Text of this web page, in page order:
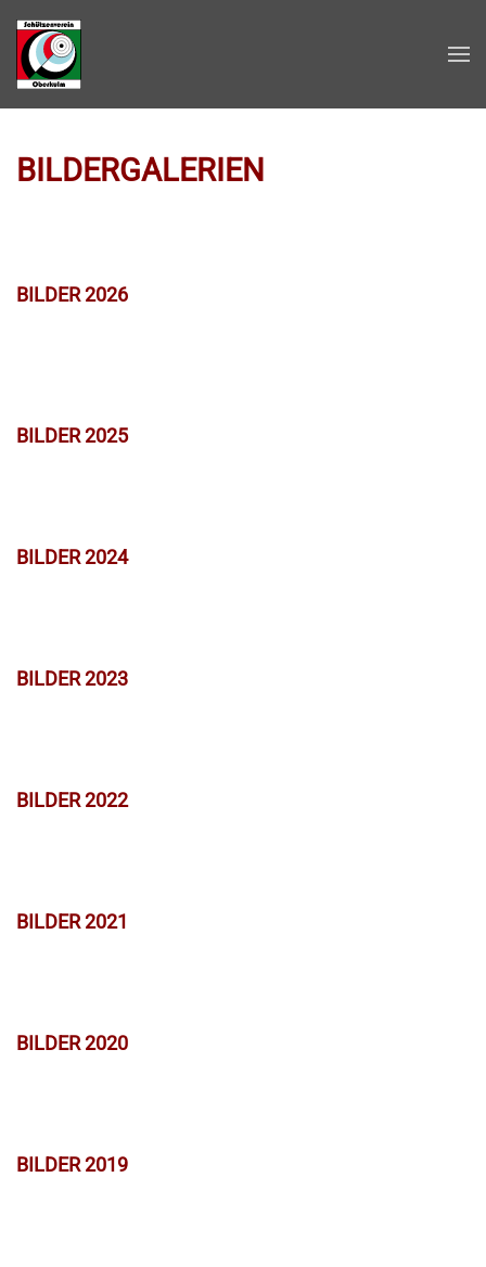
Zum Hauptinhalt springen
BILDERGALERIEN
BILDER 2026
BILDER 2025
BILDER 2024
BILDER 2023
BILDER 2022
BILDER 2021
BILDER 2020
BILDER 2019